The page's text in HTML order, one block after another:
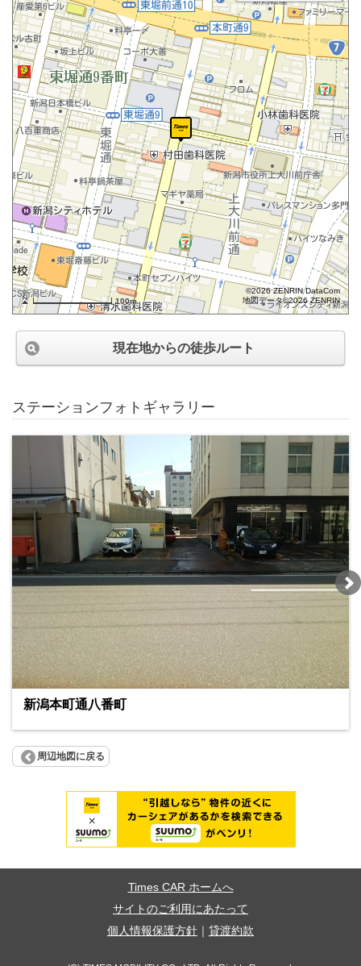
100m
©2026 ZENRIN DataCom
地図データ©2026 ZENRIN
現在地からの徒歩ルート
ステーションフォトギャラリー
新潟本町通八番町
周辺地図に戻る
Times CAR ホームへ
サイトのご利用にあたって
個人情報保護方針
貸渡約款